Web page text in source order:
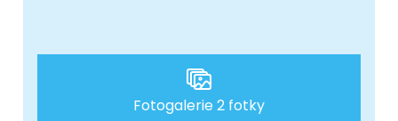
Fotogalerie 2 fotky